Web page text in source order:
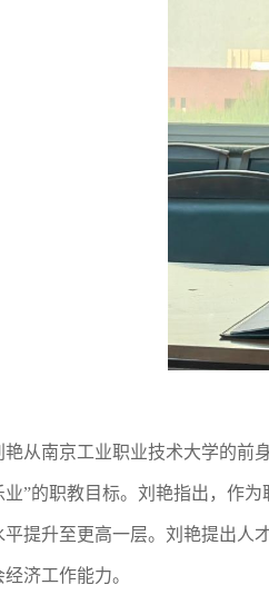
从南京工业职业技术大学的前
”的职教目标。刘艳指出，作
提升至更高一层。刘艳提出人
济工作能力。